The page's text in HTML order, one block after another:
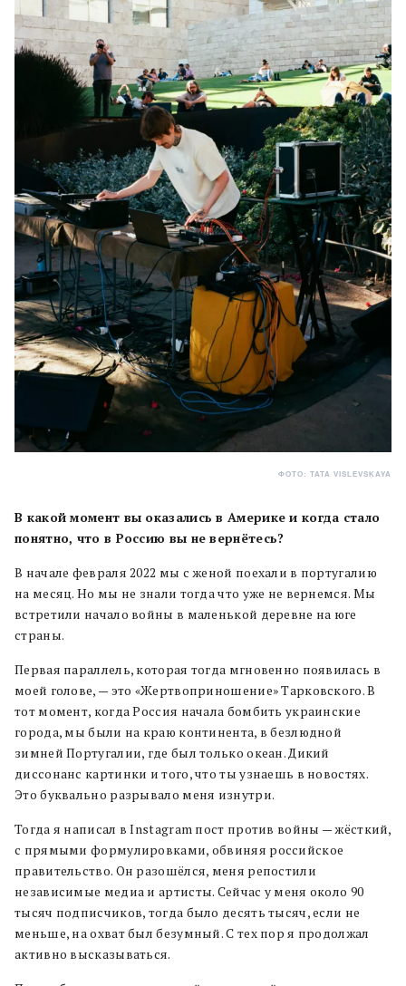
ФОТО: TATA VISLEVSKAYA
В какой момент вы оказались в Америке и когда стало
понятно, что в Россию вы не вернётесь?
В начале февраля 2022 мы с женой поехали в португалию
на месяц. Но мы не знали тогда что уже не вернемся. Мы
встретили начало войны в маленькой деревне на юге
страны.
Первая параллель, которая тогда мгновенно появилась в
моей голове, — это «Жертвоприношение» Тарковского. В
тот момент, когда Россия начала бомбить украинские
города, мы были на краю континента, в безлюдной
зимней Португалии, где был только океан. Дикий
диссонанс картинки и того, что ты узнаешь в новостях.
Это буквально разрывало меня изнутри.
Тогда я написал в Instagram пост против войны — жёсткий,
с прямыми формулировками, обвиняя российское
правительство. Он разошёлся, меня репостили
независимые медиа и артисты. Сейчас у меня около 90
тысяч подписчиков, тогда было десять тысяч, если не
меньше, на охват был безумный. С тех пор я продолжал
активно высказываться.